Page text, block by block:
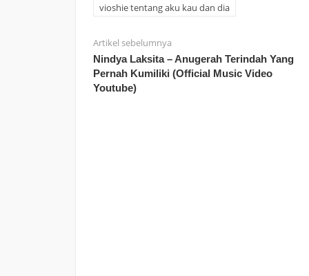
vioshie tentang aku kau dan dia
Artikel sebelumnya
Nindya Laksita – Anugerah Terindah Yang
Pernah Kumiliki (Official Music Video
Youtube)